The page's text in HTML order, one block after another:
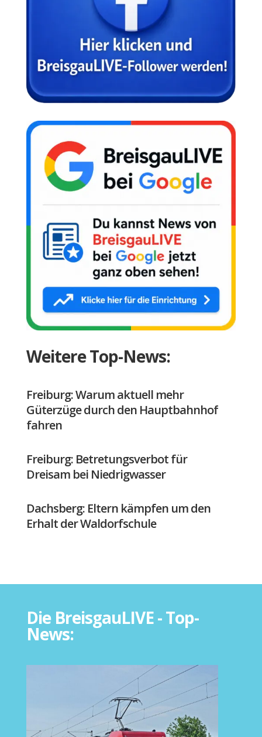
Weitere Top-News:
Freiburg: Warum aktuell mehr
Güterzüge durch den Hauptbahnhof
fahren
Freiburg: Betretungsverbot für
Dreisam bei Niedrigwasser
Dachsberg: Eltern kämpfen um den
Erhalt der Waldorfschule
Die BreisgauLIVE - Top-
News: